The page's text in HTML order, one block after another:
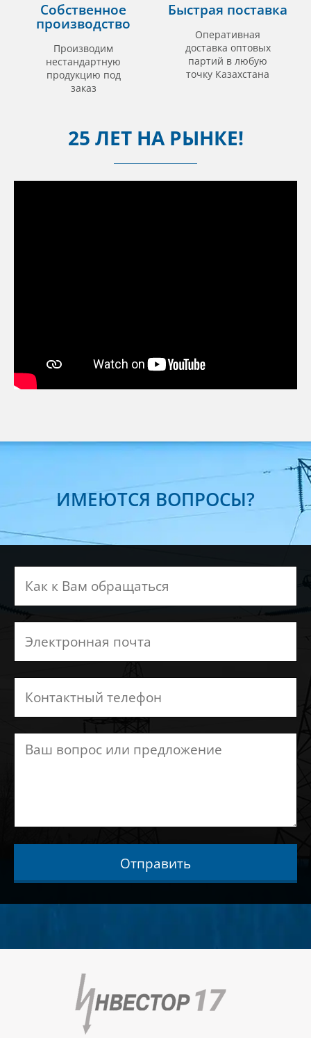
Собственное
производство
Производим
нестандартную
продукцию под
заказ
Быстрая поставка
Оперативная
доставка оптовых
партий в любую
точку Казахстана
25 ЛЕТ НА РЫНКЕ!
ИМЕЮТСЯ ВОПРОСЫ?
Отправить